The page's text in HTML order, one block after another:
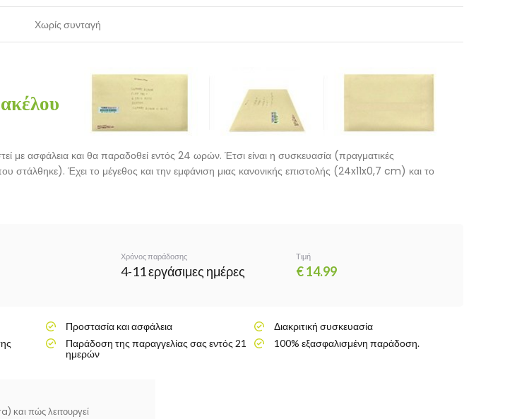
Χωρίς συνταγή
με ασφάλεια και θα παραδοθεί εντός 24 ωρών. Έτσι είναι η συσκευασία (πραγματικές
στάλθηκε). Έχει το μέγεθος και την εμφάνιση μιας κανονικής επιστολής (24x11x0,7 cm) και το
Χρόνος παράδοσης
4-11 εργάσιμες ημέρες
Τιμή
€ 14.99
Προστασία και ασφάλεια
Διακριτική συσκευασία
Παράδοση της παραγγελίας σας εντός 21
ημερών
100% εξασφαλισμένη παράδοση.
και πώς λειτουργεί